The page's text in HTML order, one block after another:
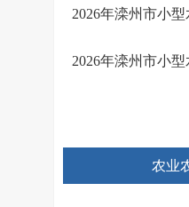
2026年滦州市小
2026年滦州市小
农业